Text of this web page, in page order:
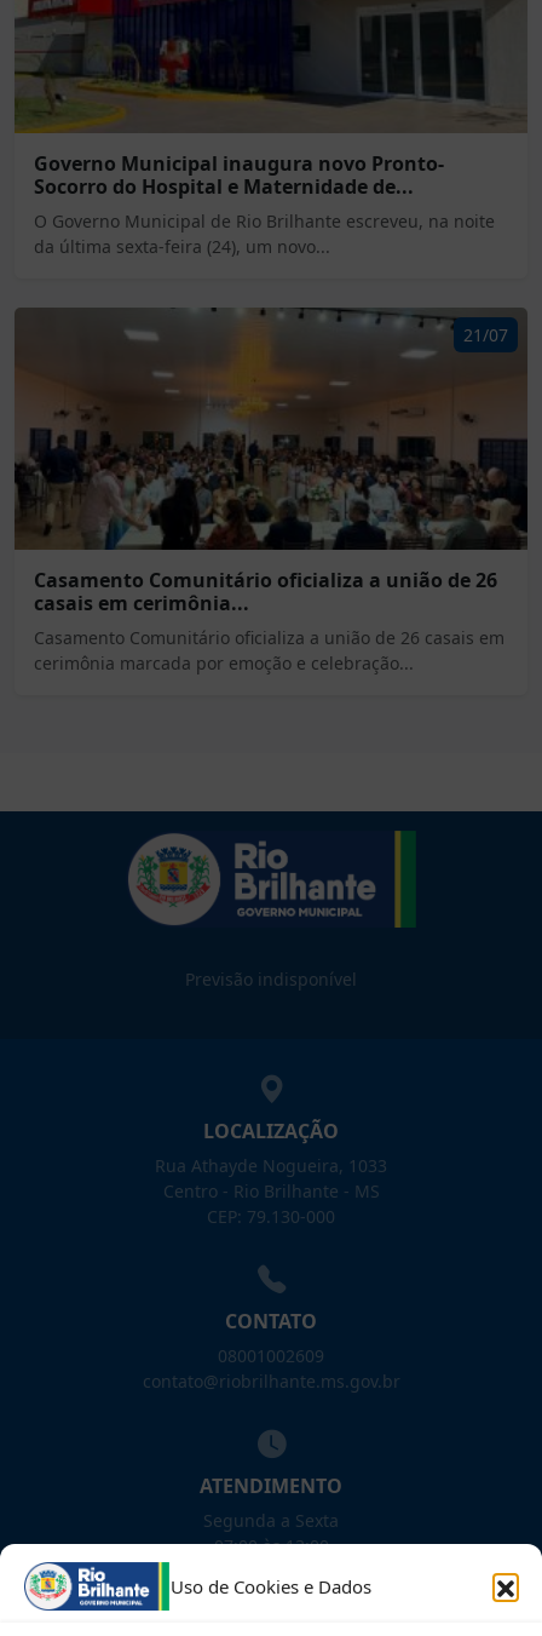
Uso de Cookies e Dados
Governo Municipal inaugura novo Pronto-
Socorro do Hospital e Maternidade de...
O Governo Municipal de Rio Brilhante escreveu, na noite
da última sexta-feira (24), um novo...
21/07
Casamento Comunitário oficializa a união de 26
casais em cerimônia...
Casamento Comunitário oficializa a união de 26 casais em
cerimônia marcada por emoção e celebração...
Previsão indisponível
LOCALIZAÇÃO
Rua Athayde Nogueira, 1033
Centro - Rio Brilhante - MS
CEP: 79.130-000
CONTATO
08001002609
contato@riobrilhante.ms.gov.br
ATENDIMENTO
Segunda a Sexta
07:00 às 13:00